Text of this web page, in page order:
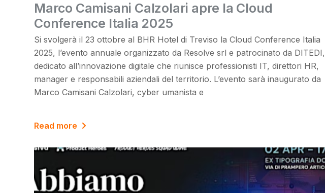
Marco Camisani Calzolari apre la Cloud
Conference Italia 2025
Si svolgerà il 23 ottobre al BHR Hotel di Treviso la Cloud Conference Italia
2025, l’evento annuale organizzato da Resolve srl e patrocinato da DITEDI,
dedicato all’innovazione digitale che riunisce professionisti IT, direttori HR,
manager e responsabili aziendali del territorio. L’evento sarà inaugurato da
Marco Camisani Calzolari, cyber umanista e
Read more